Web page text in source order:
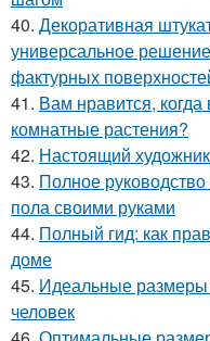
40. Декоративная
универсальное
фактурных
41. Вам нравится,
комнатные растения?
42. Настоящий
43. Полное
пола своими руками
44. Полный гид: как
доме
45. Идеальные размеры
человек